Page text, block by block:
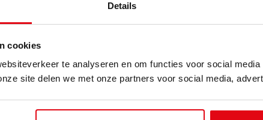
Details
cookies
te analyseren en om functies voor social media
site delen we met onze partners voor social media,